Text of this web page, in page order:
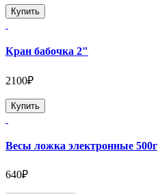
Купить
Кран бабочка 2"
2100₽
Купить
Весы ложка электронные 500г
640₽